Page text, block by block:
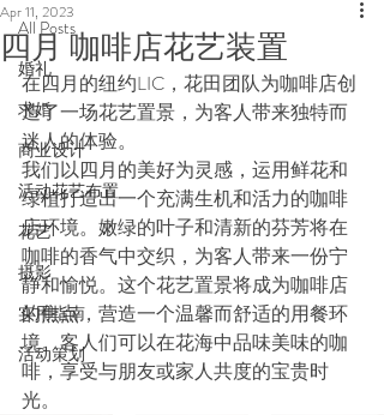
All Posts
婚礼
求婚
商业设计
活动花艺布置
花艺
摄影
实用指南
活动策划
四月 咖啡店花艺装置
Apr 11, 2023
在四月的纽约LIC，花田团队为咖啡店创
造了一场花艺置景，为客人带来独特而
迷人的体验。
我们以四月的美好为灵感，运用鲜花和
绿植打造出一个充满生机和活力的咖啡
店环境。嫩绿的叶子和清新的芬芳将在
咖啡的香气中交织，为客人带来一份宁
静和愉悦。这个花艺置景将成为咖啡店
的焦点，营造一个温馨而舒适的用餐环
境。客人们可以在花海中品味美味的咖
啡，享受与朋友或家人共度的宝贵时
光。